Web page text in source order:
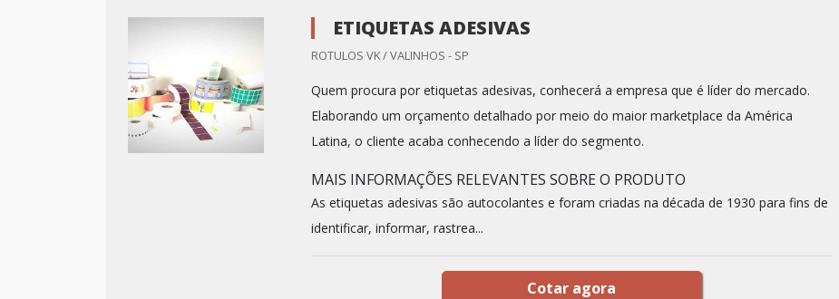
ETIQUETAS ADESIVAS
ROTULOS VK / VALINHOS - SP
Quem procura por etiquetas adesivas, conhecerá a empresa que é líder do mercado.
Elaborando um orçamento detalhado por meio do maior marketplace da América
Latina, o cliente acaba conhecendo a líder do segmento.
MAIS INFORMAÇÕES RELEVANTES SOBRE O PRODUTO
As etiquetas adesivas são autocolantes e foram criadas na década de 1930 para fins de
identificar, informar, rastrea...
Cotar agora